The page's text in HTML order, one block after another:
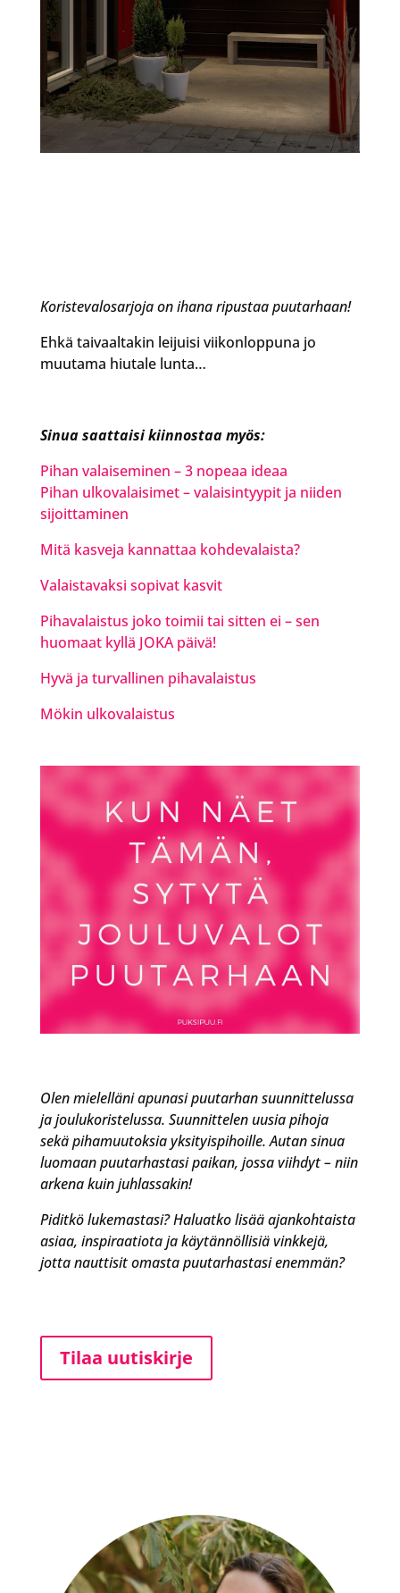
Koristevalosarjoja on ihana ripustaa puutarhaan!
Ehkä taivaaltakin leijuisi viikonloppuna jo
muutama hiutale lunta…
Sinua saattaisi kiinnostaa myös:
Pihan valaiseminen – 3 nopeaa ideaa
Pihan ulkovalaisimet – valaisintyypit ja niiden
sijoittaminen
Mitä kasveja kannattaa kohdevalaista?
Valaistavaksi sopivat kasvit
Pihavalaistus joko toimii tai sitten ei – sen
huomaat kyllä JOKA päivä!
Hyvä ja turvallinen pihavalaistus
Mökin ulkovalaistus
Olen mielelläni apunasi puutarhan suunnittelussa
ja joulukoristelussa. Suunnittelen uusia pihoja
sekä pihamuutoksia yksityispihoille. Autan sinua
luomaan puutarhastasi paikan, jossa viihdyt – niin
arkena kuin juhlassakin!
Piditkö lukemastasi? Haluatko lisää ajankohtaista
asiaa, inspiraatiota ja käytännöllisiä vinkkejä,
jotta nauttisit omasta puutarhastasi enemmän?
Tilaa uutiskirje